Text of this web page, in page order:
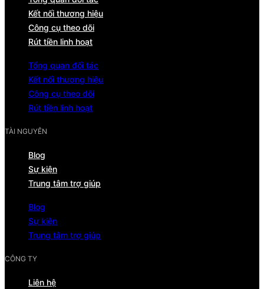
Kết nối thương hiệu
Công cụ theo dõi
Rút tiền linh hoạt
Tổng quan đối tác
Kết nối thương hiệu
Công cụ theo dõi
Rút tiền linh hoạt
TÀI NGUYÊN
Blog
Sự kiện
Trung tâm trợ giúp
Blog
Sự kiện
Trung tâm trợ giúp
CÔNG TY
Liên hệ